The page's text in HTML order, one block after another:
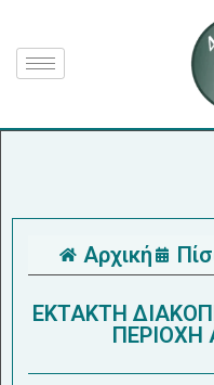
Αρχική
ΕΚΤΑΚΤΗ
ΠΕΡΙΟΧΗ